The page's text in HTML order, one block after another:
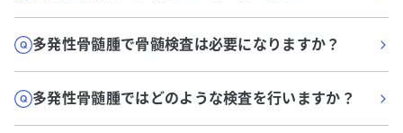
多発性骨髄腫で骨髄検査は必要になりますか？
多発性骨髄腫ではどのような検査を行いますか？